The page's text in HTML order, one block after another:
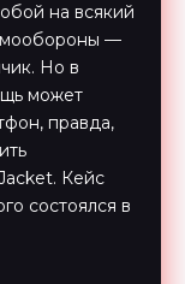
на всякий
—
Но в
может
правда,
Кейс
состоялся в